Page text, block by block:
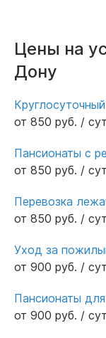
Цены на
Дону
от 850 руб. /
Пансионаты с
от 850 руб. /
Перевозка
от 850 руб. /
Уход за
от 900 руб. /
Пансионаты
от 900 руб. /